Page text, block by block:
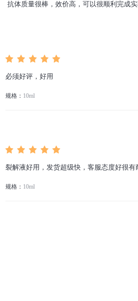
抗体质量很棒，效价高，可以很顺利完成
必须好评，好用
规格： 10ml
裂解液好用，发货超级快，客服态度好很有
规格： 10ml